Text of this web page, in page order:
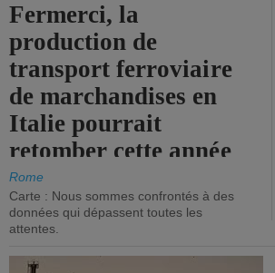
Fermerci, la
production de
transport ferroviaire
de marchandises en
Italie pourrait
retomber cette année
aux niveaux de 2015.
Rome
Carte : Nous sommes confrontés à des
données qui dépassent toutes les
attentes.